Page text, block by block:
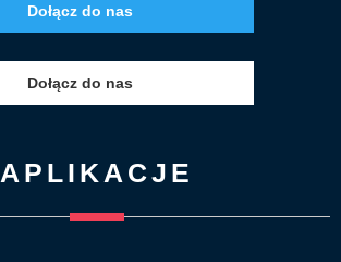
Dołącz do nas
Dołącz do nas
APLIKACJE